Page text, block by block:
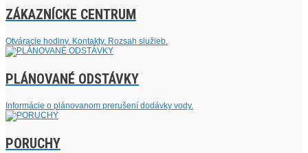
ZÁKAZNÍCKE CENTRUM
Otváracie hodiny. Kontakty. Rozsah služieb.
PLÁNOVANÉ ODSTÁVKY
Informácie o plánovanom prerušení dodávky vody.
PORUCHY